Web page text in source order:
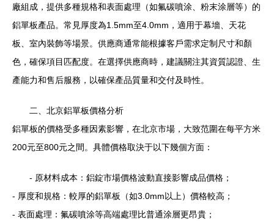
廠組成，提供多種規格和表面處理（如氟碳噴涂、粉末涂層等）的
鋁單板產品。常見厚度為1.5mm至4.0mm，適用于幕墻、天花
板、室內裝飾等場景。供應商通常能根據客戶需求定制尺寸和顏
色，確保項目匹配度。在選擇供應商時，建議關注其資質認證、生
產能力和售后服務，以確保產品質量和交付及時性。
二、北京鋁單板價格分析
鋁單板的價格受多種因素影響，在北京市場，大致范圍在每平方米
200元至800元之間。具體價格取決于以下幾個方面：
- 原材料成本：鋁錠市場價格波動直接影響成品價格；
- 厚度和規格：較厚的鋁單板（如3.0mm以上）價格較高；
- 表面處理：氟碳噴涂等高端處理比普通涂層更昂貴；